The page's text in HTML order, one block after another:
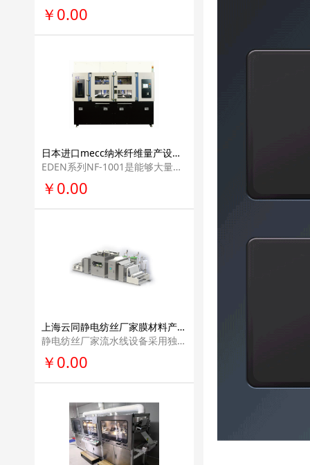
￥0.00
日本进口mecc纳米纤维量产设备企业研发机构研发设备纳米纤维生产线产业化解决方案NF-1001
EDEN系列NF-1001是能够大量生产纳米纤维无纺布的设备。使用本公司的实验用 设备取得的参数（纺丝条件），可以直接利用在本装置上。纺丝出的纤维质量基本 相同！
￥0.00
上海云同静电纺丝厂家膜材料产业化设备纳米纤维生产线产业化解决方案企业研发机构研发设备YT-MC-I型
静电纺丝厂家流水线设备采用独特的无针纤维发生工艺，无原料堵塞，并且保 证了纳米纤维直径的均匀性。
￥0.00